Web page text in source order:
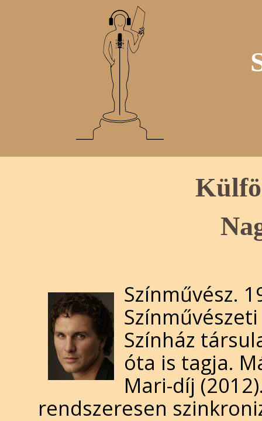
Színművész.
Színház
óta is tagja.
Mari-díj
rendszeresen